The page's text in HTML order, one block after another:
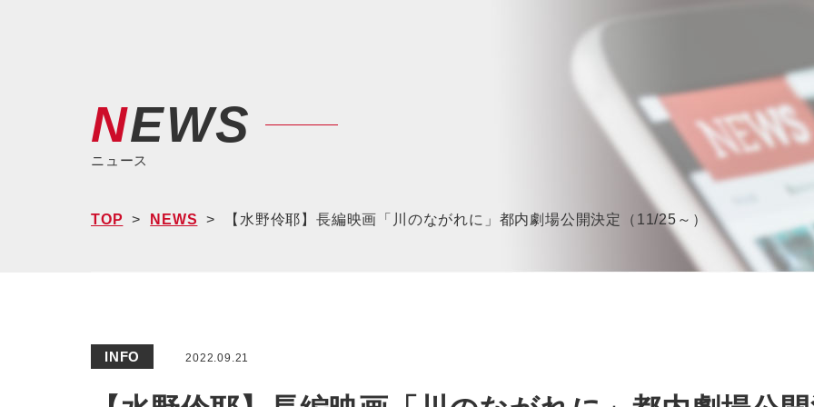
NEWS
ニュース
TOP NEWS 【水野伶耶】長編映画「川のながれに」都内劇場公開決定（11/25～）
INFO 2022.09.21